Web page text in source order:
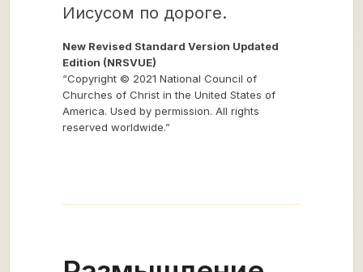
Иисусом по дороге.
New Revised Standard Version Updated
Edition (NRSVUE)
“Copyright © 2021 National Council of
Churches of Christ in the United States of
America. Used by permission. All rights
reserved worldwide.”